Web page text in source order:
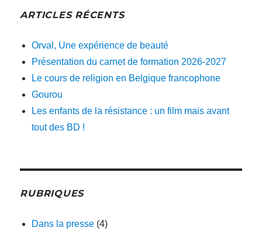
ARTICLES RÉCENTS
Orval, Une expérience de beauté
Présentation du carnet de formation 2026-2027
Le cours de religion en Belgique francophone
Gourou
Les enfants de la résistance : un film mais avant
tout des BD !
RUBRIQUES
Dans la presse (4)